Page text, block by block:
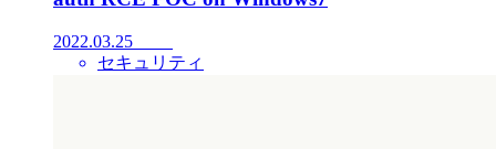
2022.03.25
セキュリティ